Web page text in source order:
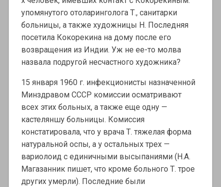
упомянутого отоларинголога Т., санитарки
больницы, а также художницы Н. Последняя
посетила Кокорекина на дому после его
возвращения из Индии. Уж не ее-то молва
назвала подругой несчастного художника?
15 января 1960 г. инфекционисты назначенной
Минздравом СССР комиссии осматривают
всех этих больных, а также еще одну —
кастеляншу больницы. Комиссия
констатировала, что у врача Т. тяжелая форма
натуральной оспы, а у остальных трех —
вариолоид с единичными высыпаниями (Н.А.
Магазанник пишет, что кроме больного Т. трое
других умерли). Последние были